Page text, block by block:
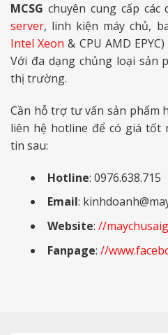
MCSG chuyên cung cấp các
server, linh kiện máy chủ,
Intel Xeon & CPU AMD
Với đa dạng chủng loại sản
thị trường.
Cần hỗ trợ tư vấn sản phẩm
liên hệ hotline để có giá tốt
tin sau:
Hotline: 0976.638.715
Email:
Website: //
Fanpage: //